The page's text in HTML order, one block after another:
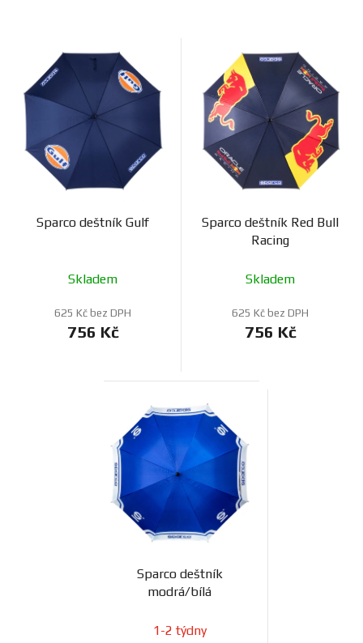
Sparco deštník Gulf
Skladem
625 Kč bez DPH
756 Kč
Sparco deštník Red Bull
Racing
Skladem
625 Kč bez DPH
756 Kč
Sparco deštník
modrá/bílá
1-2 týdny